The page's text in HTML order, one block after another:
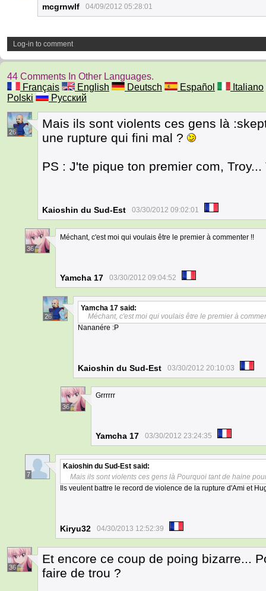
mcgrnwlf 04/09/2012 05:28:01
Log-in to comment
44 Comments In Other Languages.
Français
English Deutsch Español
Italiano
Polski
Русский
26
Mais ils sont violents ces gens là
une rupture qui fini mal ?
PS : J'te pique ton premier com,
Kaioshin du Sud-Est 03/30/2012 09:02:01
36
Méchant, c'est moi qui voulais être le premier à commenter !!
Yamcha 17 03/30/2012 09:04:52
26
Yamcha 17 said:
Méchant, c'est moi qui voulais être le premier à
Nananére :P
Kaioshin du Sud-Est 03/30/2012 20:10:03
36
Grrrrrr
Yamcha 17 03/30/2012 23:24:35
7
Kaioshin du Sud-Est said:
Mais ils sont violents ces gens là Pourquoi tant de haine
Ils veulent battre le record de violence de la rupture d'Ami et
Kiryu32 04/30/2013 12:52:39
36
Et encore ce coup de poing bizarre...
faire de trou ?